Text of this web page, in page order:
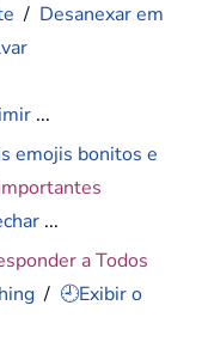
/ Desanexar em
...
emojis bonitos e
...
a Todos
/ 🕘Exibir o